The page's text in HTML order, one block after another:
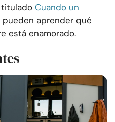
titulado Cuando un
pueden aprender qué
está enamorado.